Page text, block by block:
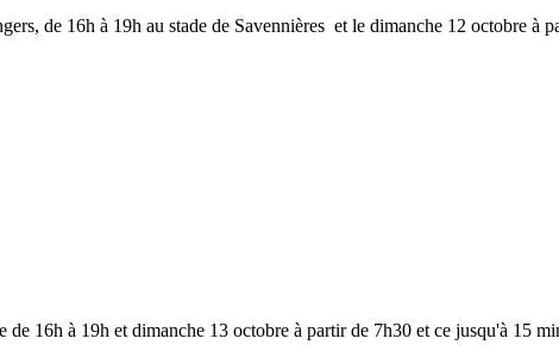
de 16h à 19h au stade de Savennières et le dimanche 12 octobre à
16h à 19h et dimanche 13 octobre à partir de 7h30 et ce jusqu'à 15